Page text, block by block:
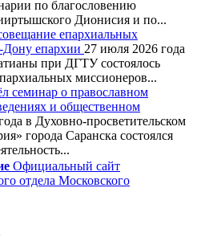
по благословению
Дионисия и по...
епархиальных
Дону епархии 27 июля 2026 года
при ДГТУ состоялось
миссионеров...
семинар о православном
и общественном
в Духовно-просветительском
города Саранска состоялся
Официальный сайт
отдела Московского